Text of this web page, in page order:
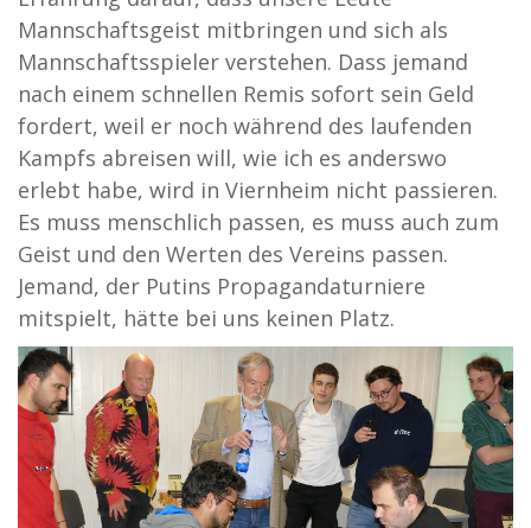
Mannschaftsgeist mitbringen und sich als
Mannschaftsspieler verstehen. Dass jemand
nach einem schnellen Remis sofort sein Geld
fordert, weil er noch während des laufenden
Kampfs abreisen will, wie ich es anderswo
erlebt habe, wird in Viernheim nicht passieren.
Es muss menschlich passen, es muss auch zum
Geist und den Werten des Vereins passen.
Jemand, der Putins Propagandaturniere
mitspielt, hätte bei uns keinen Platz.